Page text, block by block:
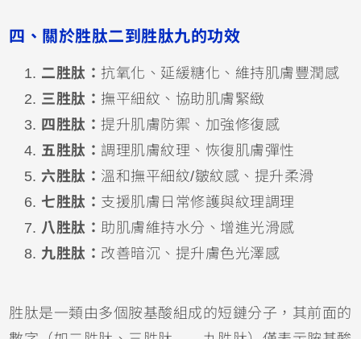
四、關於胜肽二到胜肽九的功效
二胜肽： 抗氧化、延緩糖化、維持肌膚豐潤感
三胜肽： 撫平細紋、協助肌膚緊緻
四胜肽：提升肌膚防禦、加強修復感
五胜肽： 調理肌膚紋理、恢復肌膚彈性
六胜肽： 溫和撫平細紋/皺紋感、提升柔滑
七胜肽： 支援肌膚日常修護與紋理調理
八胜肽： 助肌膚維持水分、增進光滑感
九胜肽： 改善暗沉、提升膚色光澤感
胜肽是一類由多個胺基酸組成的短鏈分子，其前面的